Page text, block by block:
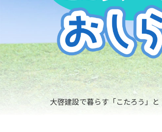
大啓建設で暮らす「こたろう」